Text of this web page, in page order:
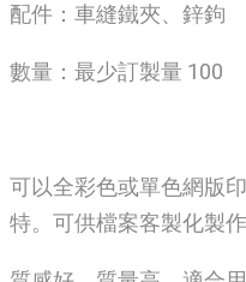
配件：車縫鐵夾、鋅鉤
數量：最少訂製量 100
可以全彩色或單色網版
特。可供檔案客製化製